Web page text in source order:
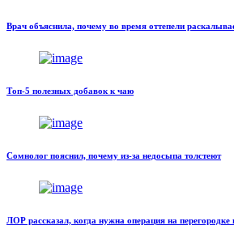
Врач объяснила, почему во время оттепели
Топ-5 полезных добавок к чаю
Сомнолог пояснил, почему из-за недосыпа толстеют
ЛОР рассказал, когда нужна операция на перегородке